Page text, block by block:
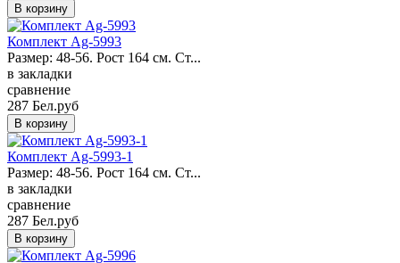
Комплект Ag-5993
Размер: 48-56. Рост 164 см. Ст...
в закладки
сравнение
287 Бел.руб
Комплект Ag-5993-1
Размер: 48-56. Рост 164 см. Ст...
в закладки
сравнение
287 Бел.руб